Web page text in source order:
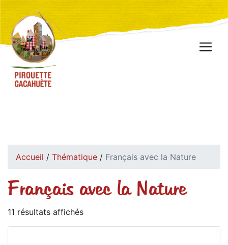
Accueil / Thématique / Français avec la Nature
Français avec la Nature
11 résultats affichés